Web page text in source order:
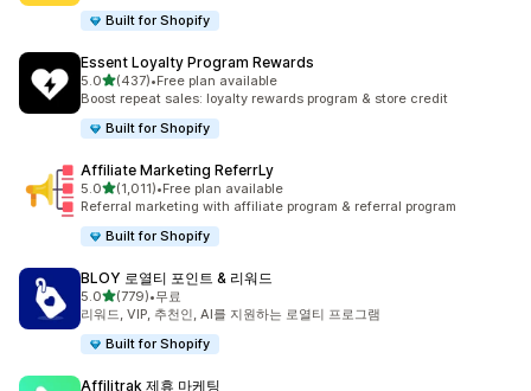
Built for Shopify
Essent Loyalty Program Rewards
5.0별 5개 중
(437)
총 리뷰 437개
•Free plan available
Boost repeat sales: loyalty rewards program & store credit
Built for Shopify
Affiliate Marketing ReferrLy
5.0별 5개 중
(1,011)
총 리뷰 1011개
•Free plan available
Referral marketing with affiliate program & referral program
Built for Shopify
BLOY 로열티 포인트 & 리워드
5.0별 5개 중
(779)
총 리뷰 779개
•무료
리워드, VIP, 추천인, AI를 지원하는 로열티 프로그램
Built for Shopify
Affilitrak 제휴 마케팅